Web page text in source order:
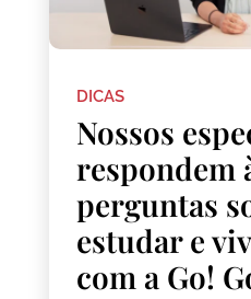
DICAS
Nossos
respondem
perguntas
estudar e
com a Go!